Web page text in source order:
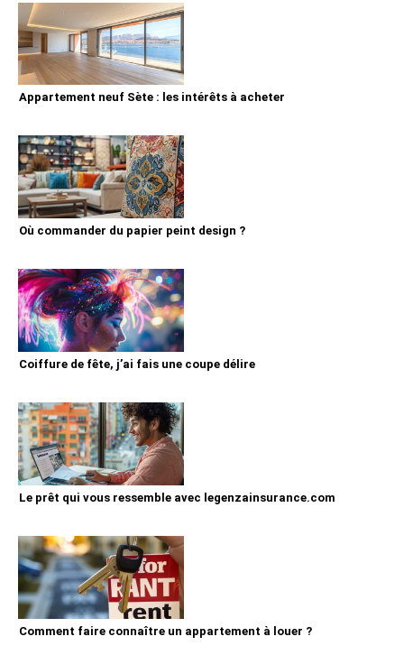
Appartement neuf Sète : les intérêts à acheter
Où commander du papier peint design ?
Coiffure de fête, j’ai fais une coupe délire
Le prêt qui vous ressemble avec legenzainsurance.com
Comment faire connaître un appartement à louer ?